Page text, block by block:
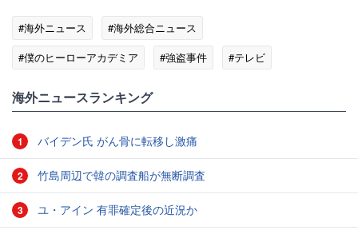
#海外ニュース
#海外総合ニュース
#僕のヒーローアカデミア
#強盗事件
#テレビ
海外ニュースランキング
1 バイデン氏 がん骨に転移し激痛
2 竹島周辺で韓の調査船が無断調査
3 ユ・アイン 有罪確定後の近況か